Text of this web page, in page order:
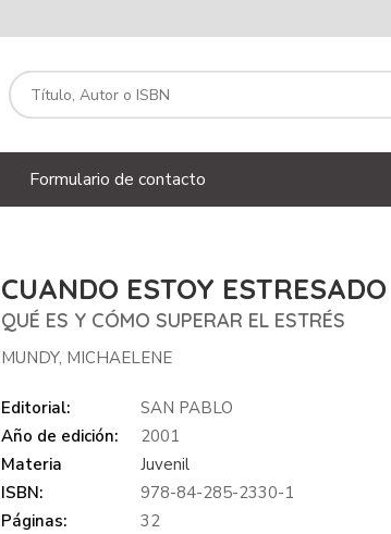
Formulario de contacto
CUANDO ESTOY ESTRESADO
QUÉ ES Y CÓMO SUPERAR EL ESTRÉS
MUNDY, MICHAELENE
Editorial:
SAN PABLO
Año de edición:
2001
Materia
Juvenil
ISBN:
978-84-285-2330-1
Páginas:
32